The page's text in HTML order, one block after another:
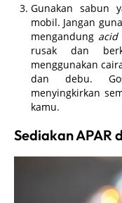
Gunakan sabun
mobil. Jangan
mengandung acid
rusak dan
menggunakan
dan debu.
menyingkirkan
kamu.
Sediakan APAR